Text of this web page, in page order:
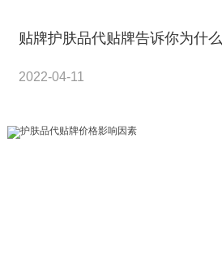
贴牌护肤品代贴牌告诉你为什
2022-04-11